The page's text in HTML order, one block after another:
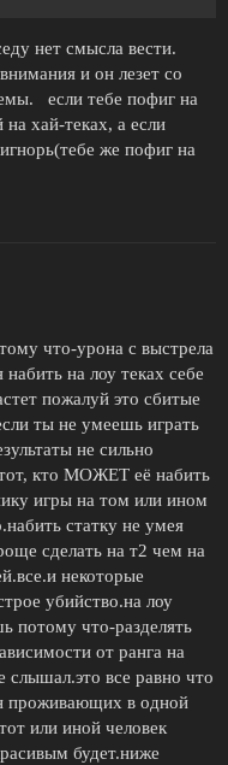
нет смысла вести.
и он лезет со
если тебе пофиг на
хай-теках, а если
же пофиг на
что-урона с выстрела
на лоу теках себе
пожалуй это сбитые
ты не умеешь играть
не сильно
тот, кто МОЖЕТ её набить
игры на том или ином
статку не умея
сделать на т2 чем на
некоторые
убийство.на лоу
потому что-разделять
от ранга на
слышал.это все равно что
проживающих в одной
или иной человек
будет.ниже